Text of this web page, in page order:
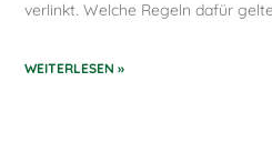
verlinkt. Welche Regeln dafür
WEITERLESEN »